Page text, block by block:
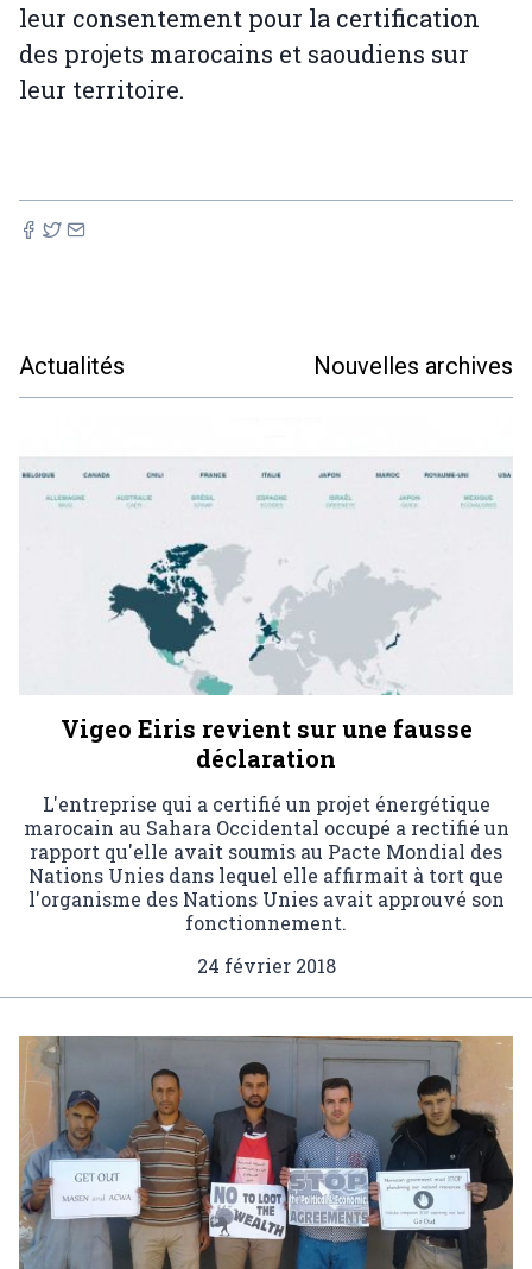
leur consentement pour la certification
des projets marocains et saoudiens sur
leur territoire.
Actualités Nouvelles archives
Vigeo Eiris revient sur une fausse
déclaration
L'entreprise qui a certifié un projet énergétique
marocain au Sahara Occidental occupé a rectifié un
rapport qu'elle avait soumis au Pacte Mondial des
Nations Unies dans lequel elle affirmait à tort que
l'organisme des Nations Unies avait approuvé son
fonctionnement.
24 février 2018